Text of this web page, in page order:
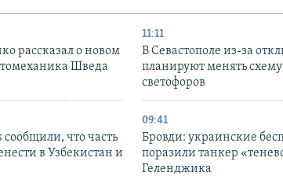
рассказал о новом
Шведа
11:11
В Севастополе из-за
планируют менять
светофоров
что часть
в Узбекистан и
09:41
Бровди: украинские
поразили танкер
Геленджика